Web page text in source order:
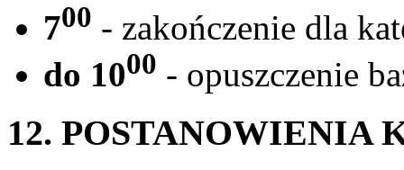
700 - zakończenie dla
do 1000 - opuszczenie
12. POSTANOWIENIA